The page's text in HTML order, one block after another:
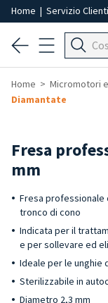
Home | Servizio Clienti
Home Micromotori
Diamantate
Fresa
mm
Fresa professionale
tronco di cono
Indicata per il
e per sollevare ed
Ideale per le unghie
Sterilizzabile in
Diametro 2,3 mm